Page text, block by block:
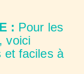
: Pour les
voici
et faciles à